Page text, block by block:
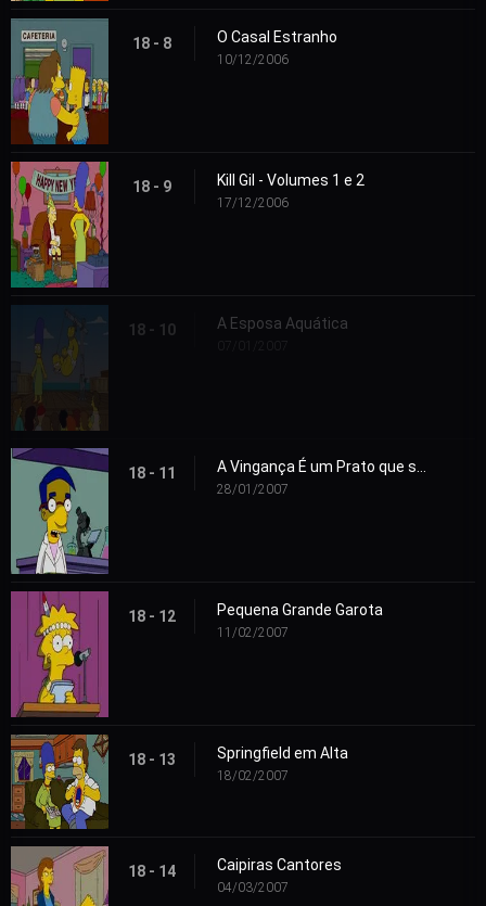
18 - 8 O Casal Estranho
10/12/2006
18 - 9 Kill Gil - Volumes 1 e 2
17/12/2006
18 - 10 A Esposa Aquática
18 - 11
28/01/2007
18 - 12 Pequena Grande Garota
11/02/2007
18 - 13 Springfield em Alta
18/02/2007
18 - 14 Caipiras Cantores
04/03/2007